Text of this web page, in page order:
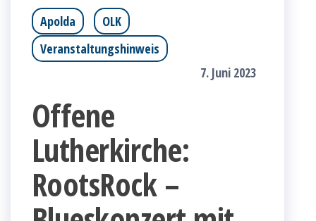
Apolda
OLK
Veranstaltungshinweis
7. Juni 2023
Offene
Lutherkirche:
RootsRock –